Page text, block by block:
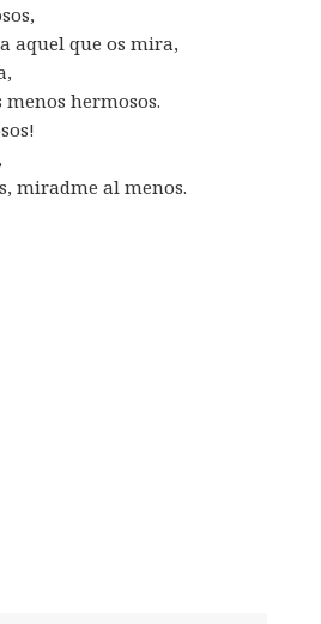
aquel que os mira,
hermosos.
miradme al menos.